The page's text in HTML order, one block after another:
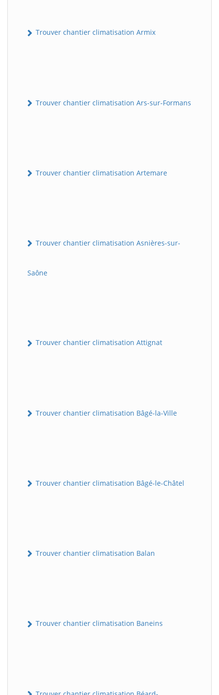
Trouver chantier climatisation Armix
Trouver chantier climatisation Ars-sur-Formans
Trouver chantier climatisation Artemare
Trouver chantier climatisation Asnières-sur-
Saône
Trouver chantier climatisation Attignat
Trouver chantier climatisation Bâgé-la-Ville
Trouver chantier climatisation Bâgé-le-Châtel
Trouver chantier climatisation Balan
Trouver chantier climatisation Baneins